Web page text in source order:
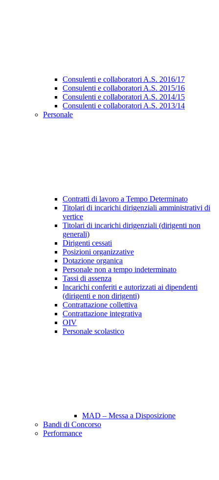
Consulenti e collaboratori A.S. 2016/17
Consulenti e collaboratori A.S. 2015/16
Consulenti e collaboratori A.S. 2014/15
Consulenti e collaboratori A.S. 2013/14
Personale
Contratti di lavoro a Tempo Determinato
Titolari di incarichi dirigenziali amministrativi di
vertice
Titolari di incarichi dirigenziali (dirigenti non
generali)
Dirigenti cessati
Posizioni organizzative
Dotazione organica
Personale non a tempo indeterminato
Tassi di assenza
Incarichi conferiti e autorizzati ai dipendenti
(dirigenti e non dirigenti)
Contrattazione collettiva
Contrattazione integrativa
OIV
Personale scolastico
MAD – Messa a Disposizione
Bandi di Concorso
Performance